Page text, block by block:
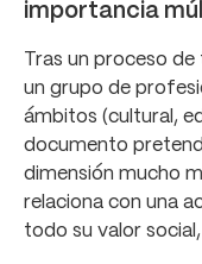
importancia
Tras un proceso de
un grupo de
ámbitos (cultural,
documento
dimensión mucho
relaciona con una
todo su valor